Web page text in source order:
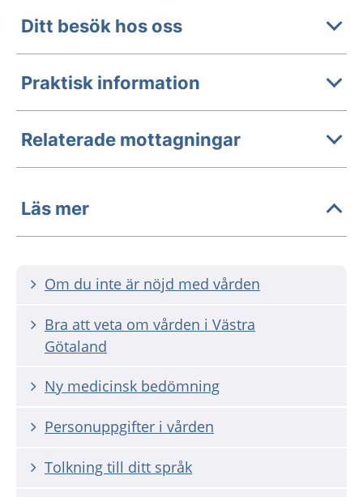
Ditt besök hos oss
Praktisk information
Relaterade mottagningar
Läs mer
Om du inte är nöjd med vården
Bra att veta om vården i Västra
Götaland
Ny medicinsk bedömning
Personuppgifter i vården
Tolkning till ditt språk